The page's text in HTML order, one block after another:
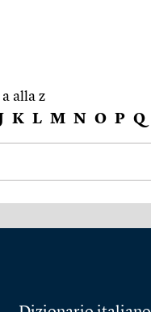
alla z
K L M N O P Q